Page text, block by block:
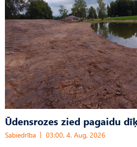
Ūdensrozes zied pagaidu
Sabiedrība 03:00, 4. Aug, 2026